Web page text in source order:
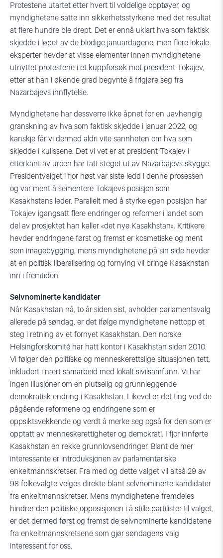
Protestene utartet etter hvert til voldelige opptøyer, og
myndighetene satte inn sikkerhetsstyrkene med det resultat
at flere hundre ble drept. Det er ennå uklart hva som faktisk
skjedde i løpet av de blodige januardagene, men flere lokale
eksperter hevder at visse elementer innen myndighetene
utnyttet protestene i et kuppforsøk mot president Tokajev,
etter at han i økende grad begynte å frigjøre seg fra
Nazarbajevs innflytelse.
Myndighetene har dessverre ikke åpnet for en uavhengig
granskning av hva som faktisk skjedde i januar 2022, og
kanskje får vi dermed aldri vite sannheten om hva som
skjedde i kulissene. Det vi vet er at president Tokajev i
etterkant av uroen har tatt steget ut av Nazarbajevs skygge.
Presidentvalget i fjor høst var siste ledd i denne prosessen
og var ment å sementere Tokajevs posisjon som
Kasakhstans leder. Parallelt med å styrke egen posisjon har
Tokajev igangsatt flere endringer og reformer i landet som
del av prosjektet han kaller «det nye Kasakhstan». Kritikere
hevder endringene først og fremst er kosmetiske og ment
som imagebygging, mens myndighetene på sin side hevder
at en politisk liberalisering og fornying vil bringe Kasakhstan
inn i fremtiden.
Selvnominerte kandidater
Når Kasakhstan nå, to år siden sist, avholder parlamentsvalg
allerede på søndag, er det ifølge myndighetene nettopp et
steg i retning av et fornyet Kasakhstan. Den norske
Helsingforskomité har hatt kontor i Kasakhstan siden 2010.
Vi følger den politiske og menneskerettslige situasjonen tett,
inkludert i nært samarbeid med lokalt sivilsamfunn. Vi har
ingen illusjoner om en plutselig og grunnleggende
demokratisk endring i Kasakhstan. Likevel er det ting ved de
pågående reformene og endringene som er
oppsiktsvekkende og verdt å merke seg også for den som er
opptatt av menneskerettigheter og demokrati. I fjor innførte
Kasakhstan en rekke grunnlovsendringer. Blant de mer
interessante er introduksjonen av parlamentariske
enkeltmannskretser. Fra med og dette valget vil altså 29 av
98 folkevalgte velges direkte blant selvnominerte kandidater
fra enkeltmannskretser. Mens myndighetene fremdeles
hindrer den politiske opposisjonen i å stille partilister til valget,
er det dermed først og fremst de selvnominerte kandidatene
fra enkeltmannskretsene som gjør søndagens valg
interessant for oss.